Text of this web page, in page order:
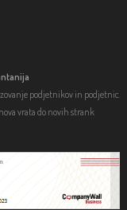
podjetnikov in podjetnic.
vrata do novih strank